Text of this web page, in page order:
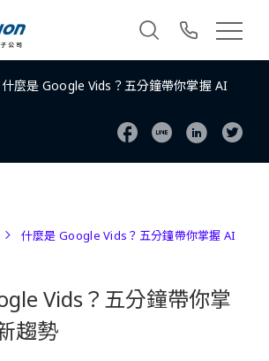
什麼是 Google Vids？五分鐘帶你掌握 AI
什麼是 Google Vids？五分鐘帶你掌握 AI
Vids？五分鐘帶你掌
趨勢